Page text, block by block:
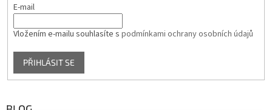
E-mail
Vložením e-mailu souhlasíte s podmínkami ochrany osobních údajů
PŘIHLÁSIT SE